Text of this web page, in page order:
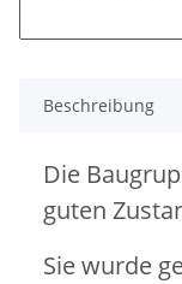
Beschreibung
Die
guten
Sie wurde